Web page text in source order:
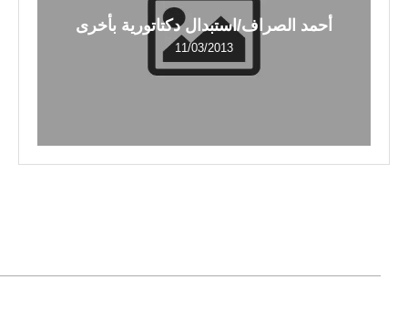
أحمد الصراف/استبدال دكتاتورية بأخرى
11/03/2013